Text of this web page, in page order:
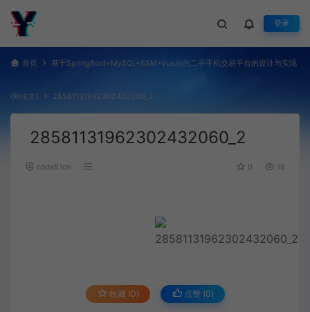
登录
首页 基于SpringBoot+MySQL+SSM+Vue.js的二手手机交易平台的设计与实现
(附论文) 28581131962302432060_2
28581131962302432060_2
code51cn 0 16
收藏 (0) 点赞 (0)